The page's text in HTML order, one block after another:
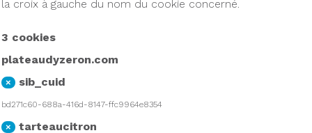
la croix à gauche du nom du cookie concerné.
3 cookies
plateaudyzeron.com
× sib_cuid
bd271c60-688a-416d-8147-ffc9964e8354
× tarteaucitron